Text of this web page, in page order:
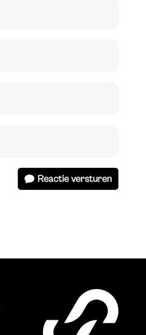
Reactie versturen